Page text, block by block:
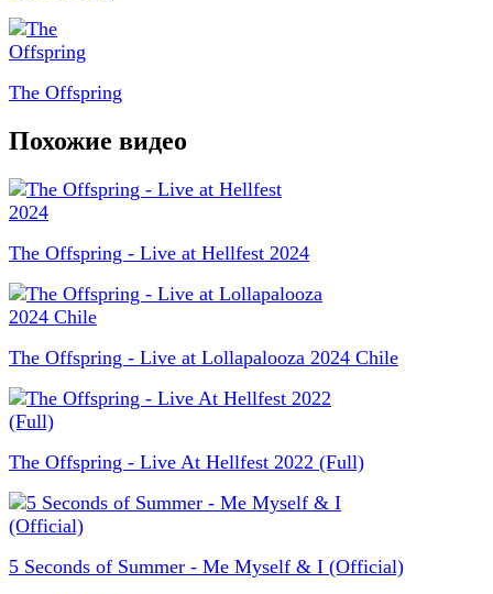
The Offspring
Похожие видео
The Offspring - Live at Hellfest 2024
The Offspring - Live at Lollapalooza 2024 Chile
The Offspring - Live At Hellfest 2022 (Full)
5 Seconds of Summer - Me Myself & I (Official)